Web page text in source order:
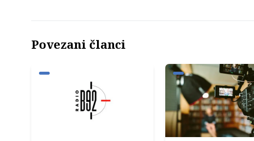
Povezani članci